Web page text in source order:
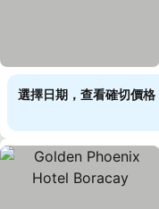
選擇日期，查看確切價格